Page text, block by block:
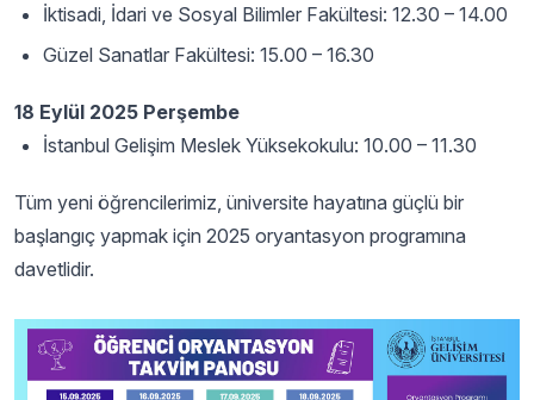
İktisadi, İdari ve Sosyal Bilimler Fakültesi: 12.30 – 14.00
Güzel Sanatlar Fakültesi: 15.00 – 16.30
18 Eylül 2025 Perşembe
İstanbul Gelişim Meslek Yüksekokulu: 10.00 – 11.30
Tüm yeni öğrencilerimiz, üniversite hayatına güçlü bir
başlangıç yapmak için 2025 oryantasyon programına
davetlidir.